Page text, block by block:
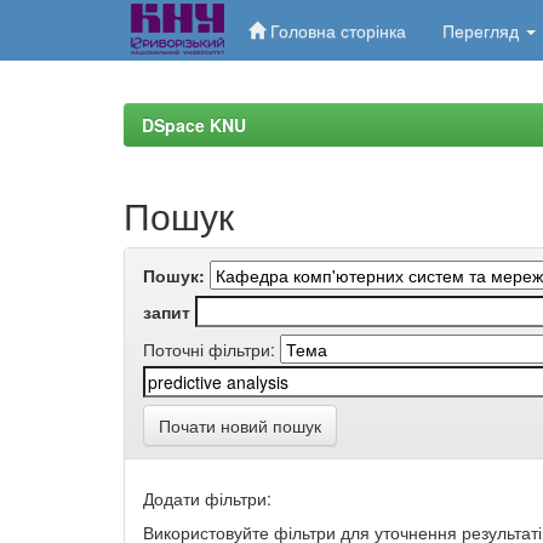
Головна сторінка Перегляд
DSpace KNU
Пошук
Пошук:
запит
Поточні фільтри:
Почати новий пошук
Додати фільтри:
Використовуйте фільтри для уточнення